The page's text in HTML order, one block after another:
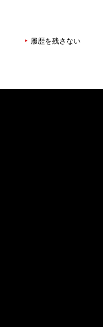
履歴を残さない